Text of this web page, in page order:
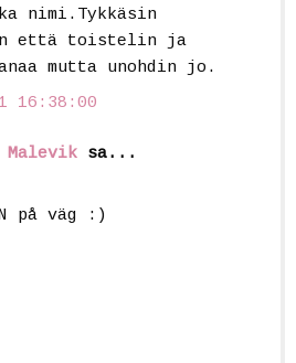
nimi.Tykkäsin
että toistelin ja
mutta unohdin jo.
16:38:00
Malevik sa...
på väg :)